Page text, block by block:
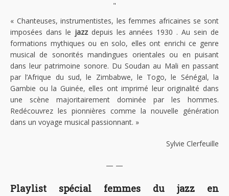
"
« Chanteuses, instrumentistes, les femmes africaines se sont
imposées dans le jazzdepuis les années 1930 . Au sein de
formations mythiques ou en solo, elles ont enrichi ce genre
musical de sonorités mandingues orientales ou en puisant
dans leur patrimoine sonore. Du Soudan au Mali en passant
par l’Afrique du sud, le Zimbabwe, le Togo, le Sénégal, la
Gambie ou la Guinée, elles ont imprimé leur originalité dans
une scène majoritairement dominée par les hommes.
Redécouvrez les pionnières comme la nouvelle génération
dans un voyage musical passionnant. »
Sylvie Clerfeuille
— —
Playlist spécial femmes du jazz en